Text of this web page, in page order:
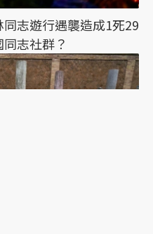
志遊行遇襲造成1死29
志社群？